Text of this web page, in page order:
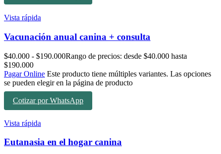
Vista rápida
Vacunación anual canina + consulta
$40.000 - $190.000Rango de precios: desde $40.000 hasta
$190.000
Pagar Online Este producto tiene múltiples variantes. Las opciones
se pueden elegir en la página de producto
Cotizar por WhatsApp
Vista rápida
Eutanasia en el hogar canina